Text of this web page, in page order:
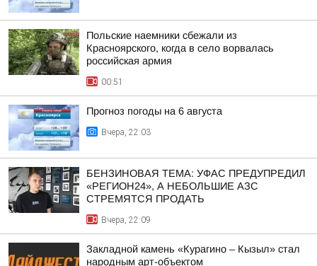
Польские наемники сбежали из
Красноярского, когда в село ворвалась
российская армия
00:51
Прогноз погоды на 6 августа
Вчера, 22:03
БЕНЗИНОВАЯ ТЕМА: УФАС ПРЕДУПРЕДИЛ
«РЕГИОН24», А НЕБОЛЬШИЕ АЗС
СТРЕМЯТСЯ ПРОДАТЬ
Вчера, 22:09
Закладной камень «Курагино – Кызыл» стал
народным арт-объектом